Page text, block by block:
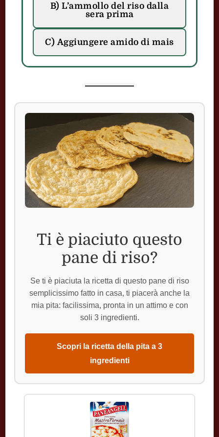
B) L’ammollo del riso dalla
sera prima
C) Aggiungere amido di mais
Ti è piaciuto questo
pane di riso?
Se ti è piaciuta la ricetta di questo pane di riso
semplicissimo fatto in casa, ti piacerà anche la
mia pita: facilissima, pronta in un attimo e con
soli 3 ingredienti.
Scopri la ricetta della pita a 3
ingredienti